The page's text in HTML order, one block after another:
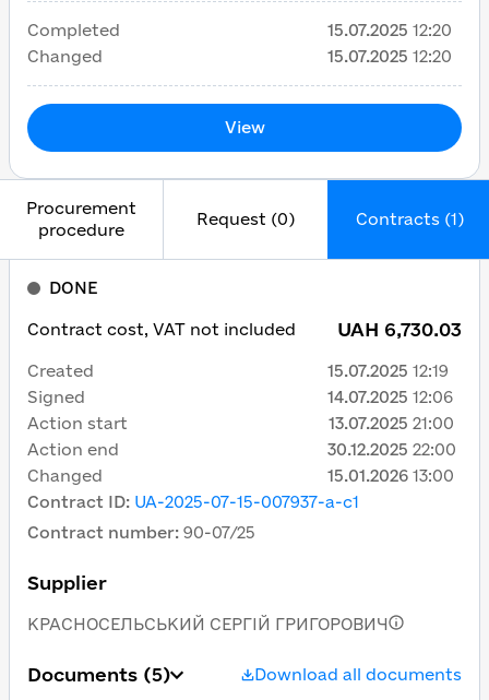
Procurement
procedure
Request (0) Contracts (1)
Contract ID: UA-2025-07-15-007937-a-c1
Contract number: 90-07/25
Supplier
КРАСНОСЕЛЬСЬКИЙ СЕРГІЙ ГРИГОРОВИЧ
Documents (5) Download all documents
DONE
Contract cost, VAT not included UAH 6,730.03
Created 15.07.2025 12:19
Signed
14.07.2025 12:06
Action start
13.07.2025 21:00
Action end
30.12.2025 22:00
Changed
15.01.2026 13:00
Completed 15.07.2025 12:20
Changed
15.07.2025 12:20
View